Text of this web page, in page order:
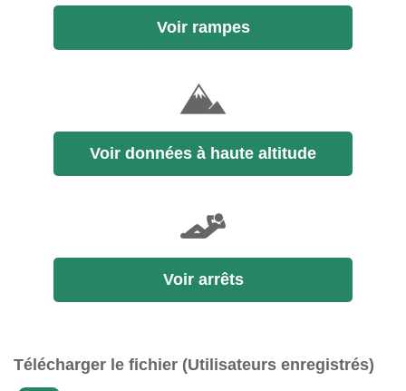
Voir rampes
Voir données à haute altitude
Voir arrêts
Télécharger le fichier (Utilisateurs enregistrés)